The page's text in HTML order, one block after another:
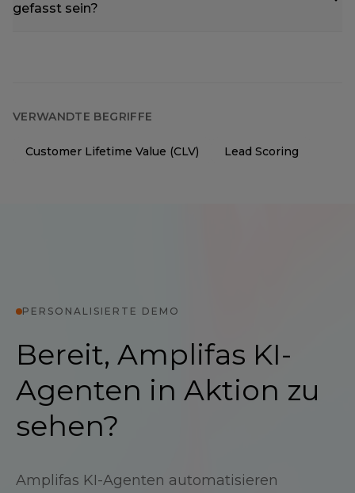
gefasst sein?
VERWANDTE BEGRIFFE
Customer Lifetime Value (CLV) Lead Scoring
PERSONALISIERTE DEMO
Bereit, Amplifas KI-
Agenten in Aktion zu
sehen?
Amplifas KI-Agenten automatisieren